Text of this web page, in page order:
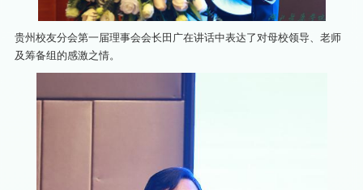
贵州校友分会第一届理事会会长田广在讲话中表达了对母校领导、老师
及筹备组的感激之情。